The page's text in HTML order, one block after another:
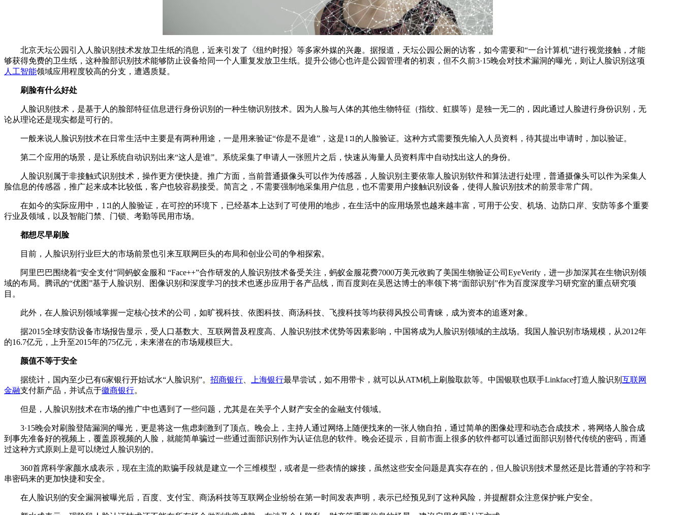
北京天坛公园引入人脸识别技术发放卫生纸的消息，近来引发了《纽约时报》等多家外媒的兴趣。据报道，天坛公园公厕的访客，如今需要和“一台计算机”进行视觉接触，才能
够获得免费的卫生纸，这种脸部识别技术能够防止设备给同一个人重复发放卫生纸。提升公德心也许是公园管理者的初衷，但不久前3·15晚会对技术漏洞的曝光，则让人脸识别这项
人工智能领域应用程度较高的分支，遭遇质疑。
刷脸有什么好处
人脸识别技术，是基于人的脸部特征信息进行身份识别的一种生物识别技术。因为人脸与人体的其他生物特征（指纹、虹膜等）是独一无二的，因此通过人脸进行身份识别，无
论从理论还是现实都是可行的。
一般来说人脸识别技术在日常生活中主要是有两种用途，一是用来验证“你是不是谁”，这是1∶1的人脸验证。这种方式需要预先输入人员资料，待其提出申请时，加以验证。
第二个应用的场景，是让系统自动识别出来“这人是谁”。系统采集了申请人一张照片之后，快速从海量人员资料库中自动找出这人的身份。
人脸识别属于非接触式识别技术，操作更方便快捷。推广方面，当前普通摄像头可以作为传感器，人脸识别主要依靠人脸识别软件和算法进行处理，普通摄像头可以作为采集人
脸信息的传感器，推广起来成本比较低，客户也较容易接受。简言之，不需要强制地采集用户信息，也不需要用户接触识别设备，使得人脸识别技术的前景非常广阔。
在如今的实际应用中，1∶1的人脸验证，在可控的环境下，已经基本上达到了可使用的地步，在生活中的应用场景也越来越丰富，可用于公安、机场、边防口岸、安防等多个重要
行业及领域，以及智能门禁、门锁、考勤等民用市场。
都想尽早刷脸
目前，人脸识别行业巨大的市场前景也引来互联网巨头的布局和创业公司的争相探索。
阿里巴巴围绕着“安全支付”同蚂蚁金服和 “Face++”合作研发的人脸识别技术备受关注，蚂蚁金服花费7000万美元收购了美国生物验证公司EyeVerify，进一步加深其在生物识别领
域的布局。腾讯的“优图”基于人脸识别、图像识别和深度学习的技术也逐步应用于各产品线，而百度则在吴恩达博士的率领下将“面部识别”作为百度深度学习研究室的重点研究项
目。
此外，在人脸识别领域掌握一定核心技术的公司，如旷视科技、依图科技、商汤科技、飞搜科技等均获得风投公司青睐，成为资本的追逐对象。
据2015全球安防设备市场报告显示，受人口基数大、互联网普及程度高、人脸识别技术优势等因素影响，中国将成为人脸识别领域的主战场。我国人脸识别市场规模，从2012年
的16.7亿元，上升至2015年的75亿元，未来潜在的市场规模巨大。
颜值不等于安全
据统计，国内至少已有6家银行开始试水“人脸识别”。 招商银行 上海银行最早尝试，如不用带卡，就可以从ATM机上刷脸取款等。中国银联也联手Linkface打造人脸识别 互联网
金融支付新产品，并试点于徽商银行。
但是，人脸识别技术在市场的推广中也遇到了一些问题，尤其是在关乎个人财产安全的金融支付领域。
3·15晚会对刷脸登陆漏洞的曝光，更是将这一焦虑刺激到了顶点。晚会上，主持人通过网络上随便找来的一张人物自拍，通过简单的图像处理和动态合成技术，将网络人脸合成
到事先准备好的视频上，覆盖原视频的人脸，就能简单骗过一些通过面部识别作为认证信息的软件。晚会还提示，目前市面上很多的软件都可以通过面部识别替代传统的密码，而通
过这种方式原则上是可以绕过人脸识别的。
360首席科学家颜水成表示，现在主流的欺骗手段就是建立一个三维模型，或者是一些表情的嫁接，虽然这些安全问题是真实存在的，但人脸识别技术显然还是比普通的字符和字
串密码来的更加快捷和安全。
在人脸识别的安全漏洞被曝光后，百度、支付宝、商汤科技等互联网企业纷纷在第一时间发表声明，表示已经预见到了这种风险，并提醒群众注意保护账户安全。